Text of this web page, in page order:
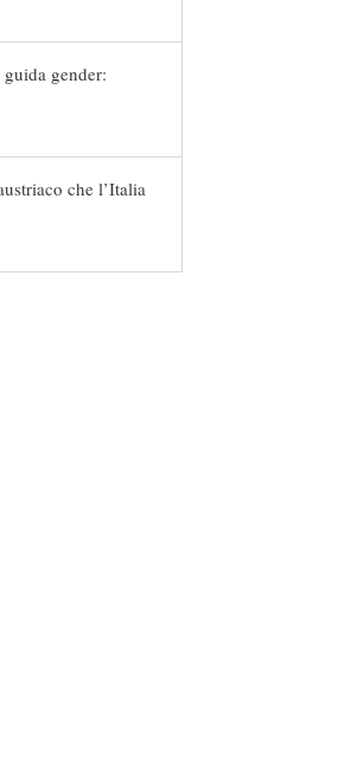
gender:
che l’Italia